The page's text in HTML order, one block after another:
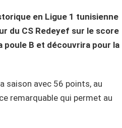
en Ligue 1 tunisienne
du CS Redeyef sur le score
poule B et découvrira pour la
saison avec 56 points, au
remarquable qui permet au